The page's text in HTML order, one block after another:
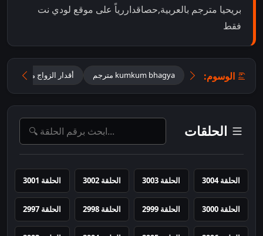
بريحيا مترجم بالعربية,حصاقداررياً على موقع لودي نت
فقط
الوسوم: kumkum bhagya مترجم أقدار الزواج مترجم ZEE اقدار الزواج
الحلقات
الحلقة 3004 الحلقة 3003 الحلقة 3002 الحلقة 3001
الحلقة 3000 الحلقة 2999 الحلقة 2998 الحلقة 2997